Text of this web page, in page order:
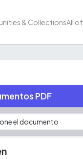
& CollectionsAll
PDF